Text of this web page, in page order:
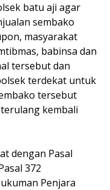
batu aji agar
sembako
masyarakat
babinsa dan
tersebut dan
terdekat untuk
tersebut
kembali
dengan Pasal
372
Penjara